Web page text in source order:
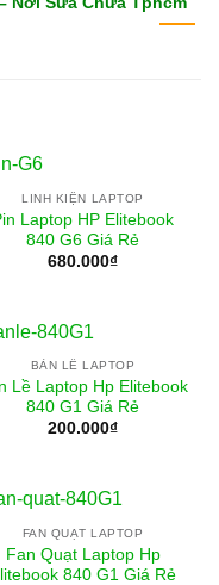
LINH KIỆN LAPTOP
Laptop HP Elitebook
840 G6 Giá Rẻ
680.000₫
BẢN LỀ LAPTOP
Lề Laptop Hp Elitebook
840 G1 Giá Rẻ
200.000₫
FAN QUẠT LAPTOP
Fan Quạt Laptop Hp
840 G1 Giá Rẻ